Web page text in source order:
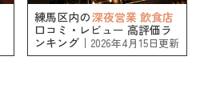
練馬区内の深夜営業 飲食店
口コミ・レビュー 高評価ラ
ンキング｜ 2026年4月15日更新